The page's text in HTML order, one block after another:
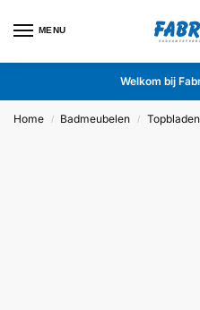
MENU
Welkom bij
Home / Badmeubelen / Topbladen